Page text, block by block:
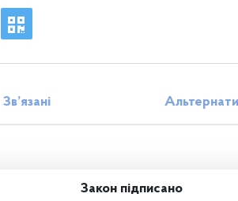
Зв’язані
Закон підписано